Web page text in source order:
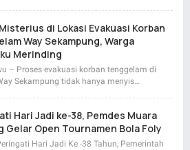
di Lokasi Evakuasi Korban
Way Sekampung, Warga
Merinding
– Proses evakuasi korban tenggelam di
Sekampung tidak hanya menyis…
Hari Jadi ke-38, Pemdes Muara
Gelar Open Tournamen Bola Foly
Hari Jadi Ke -38 Tahun, Pemerintah